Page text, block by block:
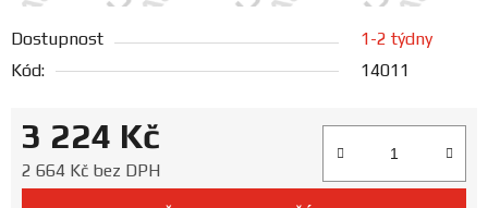
Blog
a
katalogy
Dostupnost
1-2 týdny
Kód:
14011
3 224 Kč
2 664 Kč bez DPH